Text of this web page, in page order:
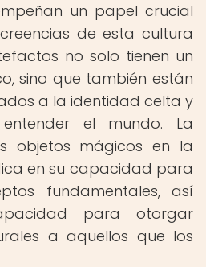
un papel crucial
de esta cultura
no solo tienen un
sino que también están
a la identidad celta y
el mundo. La
objetos mágicos en la
en su capacidad para
fundamentales, así
para otorgar
a aquellos que los